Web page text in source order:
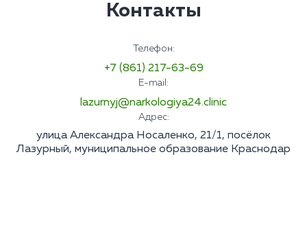
Контакты
Телефон:
+7 (861) 217-63-69
E-mail:
lazurnyj@narkologiya24.clinic
Адрес:
улица Александра Носаленко, 21/1, посёлок
Лазурный, муниципальное образование Краснодар